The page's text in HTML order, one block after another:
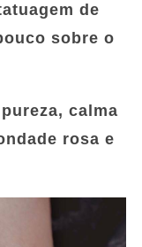
de
sobre o
calma
rosa e